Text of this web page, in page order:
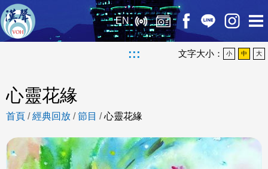
EN
::: 文字大小： 小 中 大
心靈花緣
首頁 /經典回放 /節目 /心靈花緣